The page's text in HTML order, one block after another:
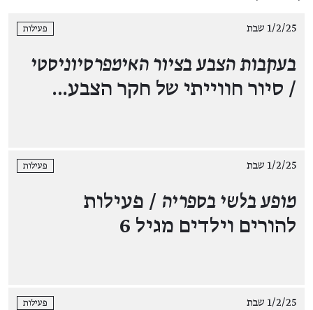
1/2/25 שבת פעילות
בעקבות הצבע בציור האימפרסיוניסטי
/ סיור חווייתי של חקר הצבע…
1/2/25 שבת פעילות
מופע בלשי בספריה / פעילות
להורים וילדים מגיל 6
1/2/25 שבת פעילות